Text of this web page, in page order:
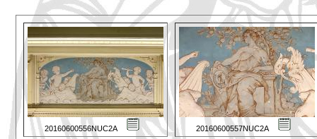
20160600556NUC2A 20160600557NUC2A